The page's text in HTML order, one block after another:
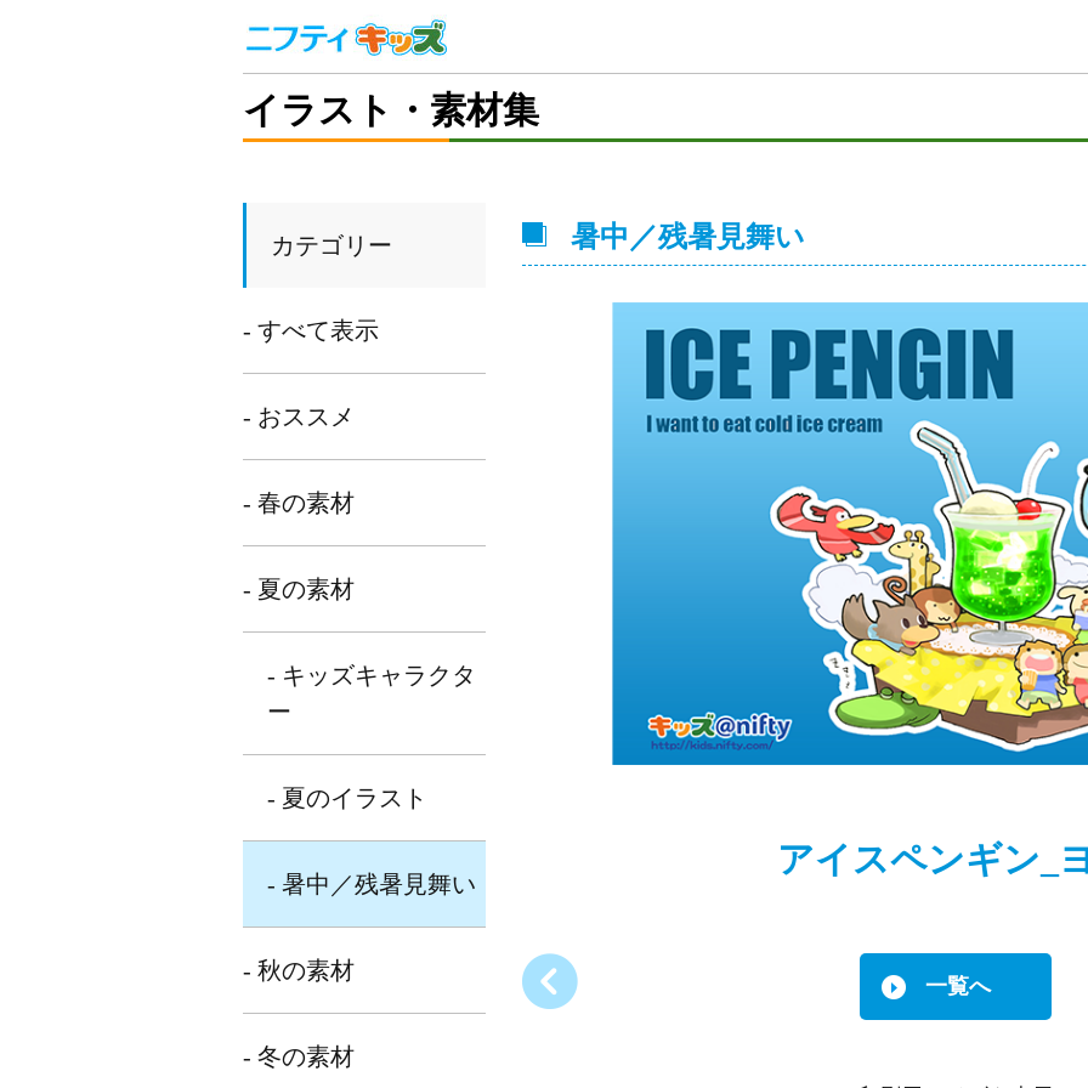
イラスト・素材集
カテゴリー
- すべて表示
- おススメ
- 春の素材
- 夏の素材
- キッズキャラクタ
ー
- 夏のイラスト
- 暑中／残暑見舞い
- 秋の素材
- 冬の素材
暑中／残暑見舞い
アイスペンギン_
一覧へ